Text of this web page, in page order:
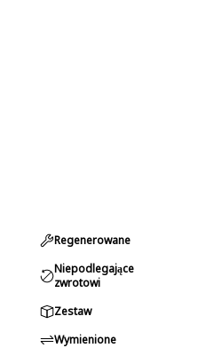
Regenerowane
Niepodlegające
zwrotowi
Zestaw
Wymienione